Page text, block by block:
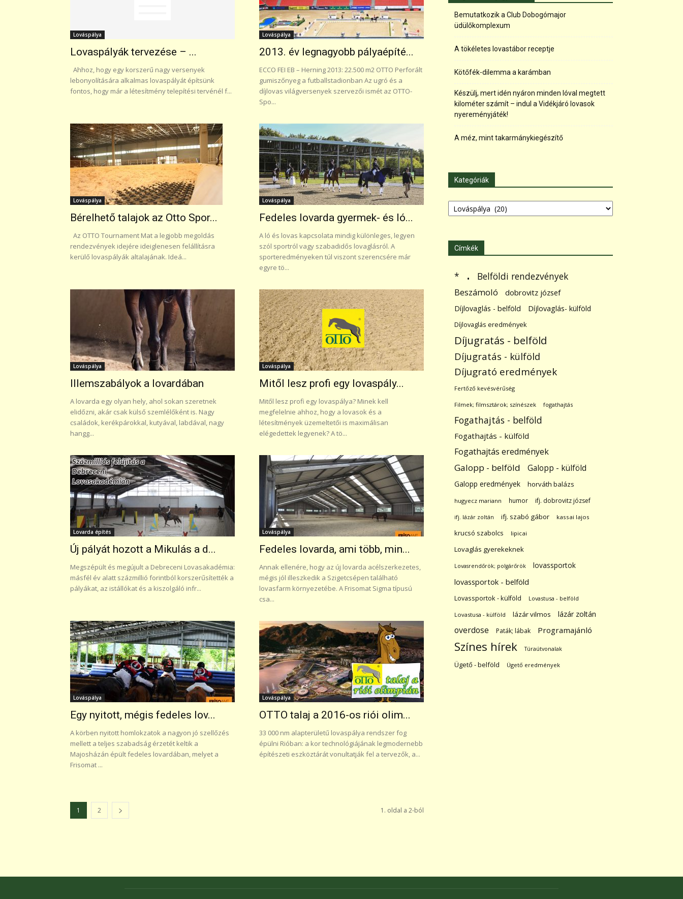
Lováspálya
Lovaspályák tervezése – ...
Ahhoz, hogy egy korszerű nagy versenyek
lebonyolítására alkalmas lovaspályát építsünk
fontos, hogy már a létesítmény telepítési tervénél f...
Lováspálya
2013. év legnagyobb pályaépíté...
ECCO FEI EB – Herning 2013: 22.500 m2 OTTO Perforált
gumiszőnyeg a futballstadionban Az ugró és a
díjlovas világversenyek szervezői ismét az OTTO-
Spo...
Lováspálya
Bérelhető talajok az Otto Spor...
Az OTTO Tournament Mat a legjobb megoldás
rendezvények idejére ideiglenesen felállításra
kerülő lovaspályák altalajának. Ideá...
Lováspálya
Fedeles lovarda gyermek- és ló...
A ló és lovas kapcsolata mindig különleges, legyen
szól sportról vagy szabadidős lovaglásról. A
sporteredményeken túl viszont szerencsére már
egyre tö...
Lováspálya
Illemszabályok a lovardában
A lovarda egy olyan hely, ahol sokan szeretnek
elidőzni, akár csak külső szemlélőként is. Nagy
családok, kerékpárokkal, kutyával, labdával, nagy
hangg...
Lováspálya
Mitől lesz profi egy lovaspály...
Mitől lesz profi egy lovaspálya? Minek kell
megfelelnie ahhoz, hogy a lovasok és a
létesítmények üzemeltetői is maximálisan
elégedettek legyenek? A tö...
Lovarda építés
Új pályát hozott a Mikulás a d...
Megszépült és megújult a Debreceni Lovasakadémia:
másfél év alatt százmillió forintból korszerűsítették a
pályákat, az istállókat és a kiszolgáló infr...
Lováspálya
Fedeles lovarda, ami több, min...
Annak ellenére, hogy az új lovarda acélszerkezetes,
mégis jól illeszkedik a Szigetcsépen található
lovasfarm környezetébe. A Frisomat Sigma típusú
csa...
Lováspálya
Egy nyitott, mégis fedeles lov...
A körben nyitott homlokzatok a nagyon jó szellőzés
mellett a teljes szabadság érzetét keltik a
Majosházán épült fedeles lovardában, melyet a
Frisomat ...
Lováspálya
OTTO talaj a 2016-os riói olim...
33 000 nm alapterületű lovaspálya rendszer fog
épülni Rióban: a kor technológiájának legmodernebb
építészeti eszköztárát vonultatják fel a tervezők, a...
1 2 1. oldal a 2-ból
Bemutatkozik a Club Dobogómajor
üdülőkomplexum
A tökéletes lovastábor receptje
Kötőfék-dilemma a karámban
Készülj, mert idén nyáron minden lóval megtett
kilométer számít – indul a Vidékjáró lovasok
nyereményjáték!
A méz, mint takarmánykiegészítő
Kategóriák
Kategóriák
Címkék
* . Belföldi rendezvények
Beszámoló dobrovitz józsef
Díjlovaglás - belföld Díjlovaglás- külföld
Díjlovaglás eredmények
Díjugratás - belföld
Díjugratás - külföld
Díjugrató eredmények
Fertőző kevésvérűség
Filmek; filmsztárok; színészek fogathajtás
Fogathajtás - belföld
Fogathajtás - külföld
Fogathajtás eredmények
Galopp - belföld Galopp - külföld
Galopp eredmények horváth balázs
hugyecz mariann humor ifj. dobrovitz józsef
ifj. lázár zoltán ifj. szabó gábor kassai lajos
krucsó szabolcs lipicai
Lovaglás gyerekeknek
Lovasrendőrök; polgárőrök
lovassportok
lovassportok - belföld
Lovassportok - külföld Lovastusa - belföld
Lovastusa - külföld lázár vilmos lázár zoltán
overdose Paták; lábak Programajánló
Színes hírek Túraútvonalak
Ügető - belföld Ügető eredmények